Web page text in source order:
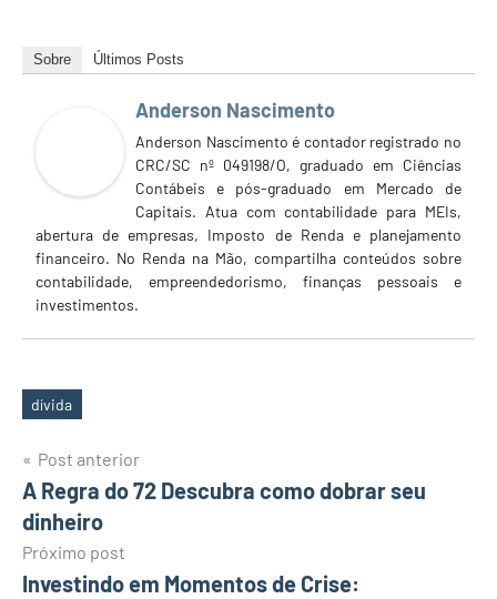
Sobre Últimos Posts
Anderson Nascimento
Anderson Nascimento é contador registrado no
CRC/SC nº 049198/O, graduado em Ciências
Contábeis e pós-graduado em Mercado de
Capitais. Atua com contabilidade para MEIs,
abertura de empresas, Imposto de Renda e planejamento
financeiro. No Renda na Mão, compartilha conteúdos sobre
contabilidade, empreendedorismo, finanças pessoais e
investimentos.
Tags
dívida
Navegação
de
Post
Post anterior
A Regra do 72 Descubra como dobrar seu
dinheiro
Próximo post
Investindo em Momentos de Crise: